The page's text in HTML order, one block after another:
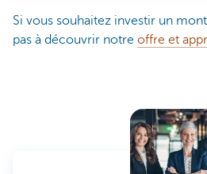
Si vous souhaitez investir un
pas à découvrir notre offre et